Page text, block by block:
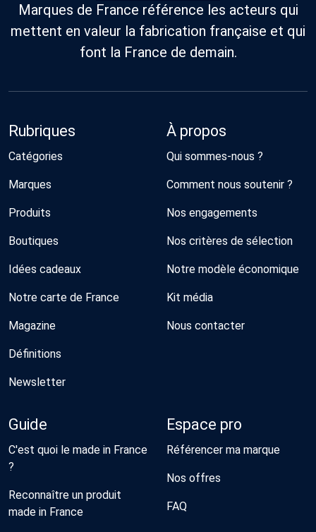
Marques de France référence les acteurs qui
mettent en valeur la fabrication française et qui
font la France de demain.
Rubriques
Catégories
Marques
Produits
Boutiques
Idées cadeaux
Notre carte de France
Magazine
Définitions
Newsletter
À propos
Qui sommes-nous ?
Comment nous soutenir ?
Nos engagements
Nos critères de sélection
Notre modèle économique
Kit média
Nous contacter
Guide
C'est quoi le made in France
?
Reconnaître un produit
made in France
Espace pro
Référencer ma marque
Nos offres
FAQ